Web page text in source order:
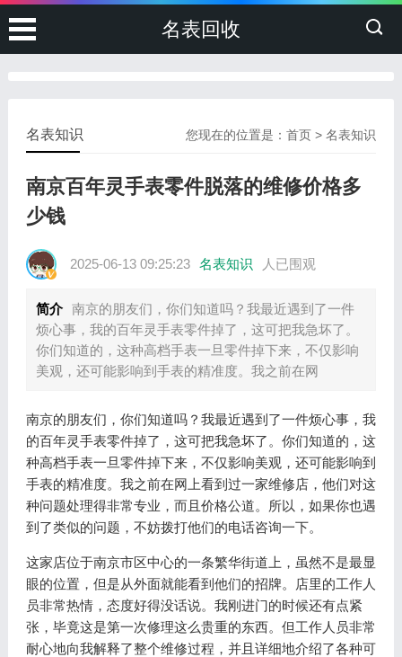
名表回收
您现在的位置是：首页 >名表知识
名表知识
南京百年灵手表零件脱落的维修价格多
少钱
2025-06-13 09:25:23 名表知识 人已围观
简介 南京的朋友们，你们知道吗？我最近遇到了一件
烦心事，我的百年灵手表零件掉了，这可把我急坏了。
你们知道的，这种高档手表一旦零件掉下来，不仅影响
美观，还可能影响到手表的精准度。我之前在网
南京的朋友们，你们知道吗？我最近遇到了一件烦心事，我
的百年灵手表零件掉了，这可把我急坏了。你们知道的，这
种高档手表一旦零件掉下来，不仅影响美观，还可能影响到
手表的精准度。我之前在网上看到过一家维修店，他们对这
种问题处理得非常专业，而且价格公道。所以，如果你也遇
到了类似的问题，不妨拨打他们的电话咨询一下。
这家店位于南京市区中心的一条繁华街道上，虽然不是最显
眼的位置，但是从外面就能看到他们的招牌。店里的工作人
员非常热情，态度好得没话说。我刚进门的时候还有点紧
张，毕竟这是第一次修理这么贵重的东西。但工作人员非常
耐心地向我解释了整个维修过程，并且详细地介绍了各种可